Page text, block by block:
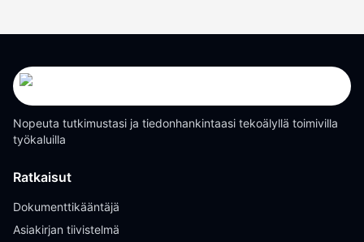
Nopeuta tutkimustasi ja tiedonhankintaasi tekoälyllä toimivilla
työkaluilla
Ratkaisut
Dokumenttikääntäjä
Asiakirjan tiivistelmä